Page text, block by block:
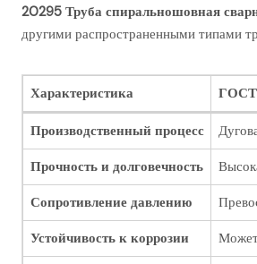
20295 Труба спиральношовная
другими распространенными типами
Характеристика ГОСТ
Производственный процесс
Прочность и долговечность
Сопротивление давлению
Устойчивость к коррозии